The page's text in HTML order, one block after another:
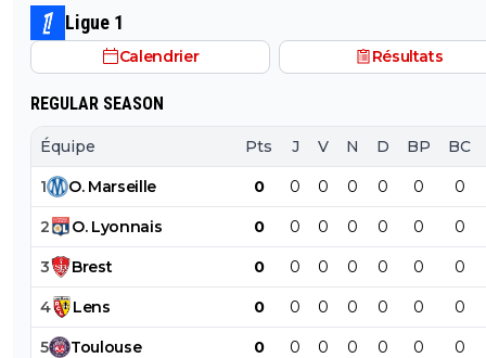
baltringue
Ligue 1
Calendrier Résultats
REGULAR SEASON
Équipe Pts J V N D BP BC
1 O. Marseille 0 0 0 0 0 0 0
2 O. Lyonnais 0 0 0 0 0 0 0
3 Brest 0 0 0 0 0 0 0
4 Lens 0 0 0 0 0 0 0
5 Toulouse 0 0 0 0 0 0 0